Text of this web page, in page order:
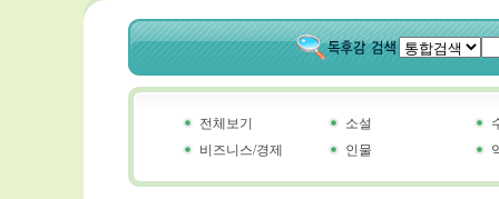
전체보기 소설
비즈니스/경제
인물